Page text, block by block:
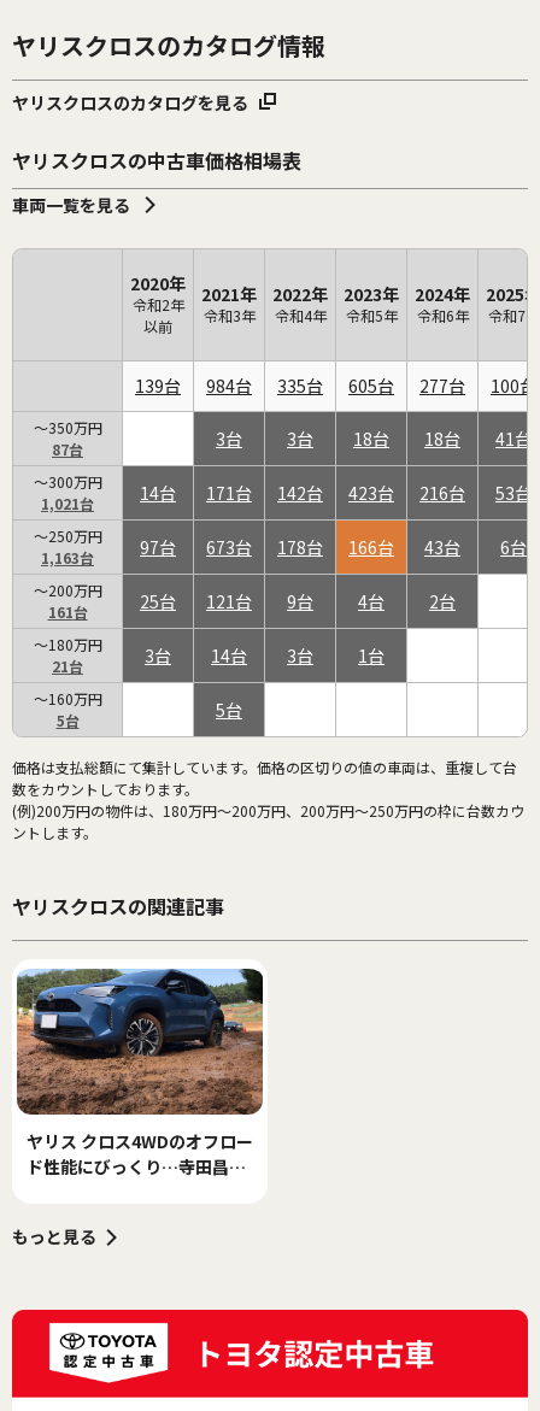
ヤリスクロスのカタログ情報
ヤリスクロスのカタログを見る
ヤリスクロスの中古車価格相場表
車両一覧を見る
2020年
令和2年
以前
2021年
令和3年
2022年
令和4年
2023年
令和5年
2024年
令和6年
2025年
令和7年
139 984 335 605 277 100
～350万円
87
3 3 18 18 41
～300万円
1,021
14 171 142 423 216 53
～250万円
1,163
97 673 178 166 43 6
～200万円
161
25 121 9 4 2
～180万円
21
3 14 3 1
～160万円
5
5
価格は支払総額にて集計しています。価格の区切りの値の車両は、重複して台
数をカウントしております。
(例)200万円の物件は、180万円～200万円、200万円～250万円の枠に台数カウ
ントします。
ヤリスクロスの関連記事
ヤリス クロス4WDのオフロー
ド性能にびっくり…寺田昌弘
もっと見る